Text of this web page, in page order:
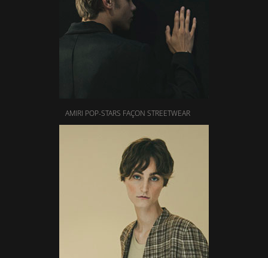
AMIRI POP-STARS FAÇON STREETWEAR